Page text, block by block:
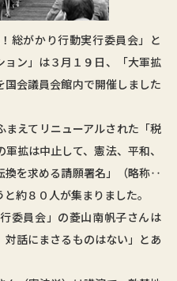
総がかり行動実行委員会」と
ョン」は３月１９日、「大軍拡
会議員会館内で開催しました
えてリニューアルされた「税
拡は中止して、憲法、平和、
換を求める請願署名」（略称‥
約８０人が集まりました。
委員会」の菱山南帆子さんは
対話にまさるものはない」とあ